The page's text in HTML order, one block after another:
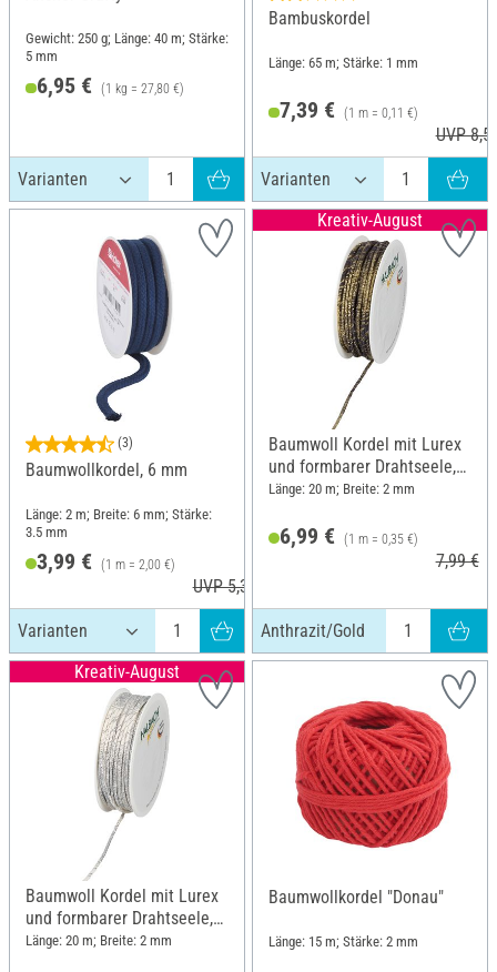
Gewicht: 250 g; Länge: 40 m; Stärke:
5 mm
6,95 € (1 kg = 27,80 €)
Bambuskordel
Länge: 65 m; Stärke: 1 mm
7,39 € (1 m = 0,11 €)
UVP
(3)
Baumwollkordel, 6 mm
Länge: 2 m; Breite: 6 mm; Stärke:
3.5 mm
3,99 € (1 m = 2,00 €)
UVP 5,35 €
Kreativ-August
Baumwoll Kordel mit Lurex
und formbarer Drahtseele,
Anthrazit/Gold
Länge: 20 m; Breite: 2 mm
6,99 € (1 m = 0,35 €)
7,99 €
Anthrazit/Gold
Kreativ-August
Baumwoll Kordel mit Lurex
und formbarer Drahtseele,
Weiß/Silber
Länge: 20 m; Breite: 2 mm
Baumwollkordel "Donau"
Länge: 15 m; Stärke: 2 mm